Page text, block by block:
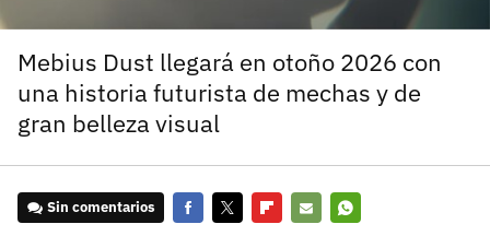
Mebius Dust llegará en otoño 2026 con
una historia futurista de mechas y de
gran belleza visual
Sin comentarios
Recupera tu acceso con Facebook
¿Ya tienes cuenta?